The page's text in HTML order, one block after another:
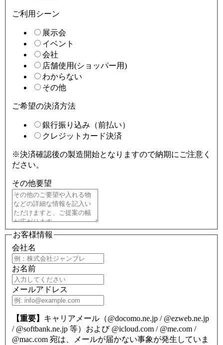
ご利用シーン
展示会
イベント
会社
店舗使用(ショッパー用)
わからない
その他
ご希望の決済方法
銀行振り込み（前払い）
クレジットカード決済
※決済確認後の製造開始となりますので納期にご注意く
ださい。
その他要望
お客様情報
会社名
お名前
メールアドレス
【重要】 キャリアメール（@docomo.ne.jp / @ezweb.ne.jp
/ @softbank.ne.jp 等）および @icloud.com / @me.com /
@mac.com 宛は、メールが届かない事象が発生していま